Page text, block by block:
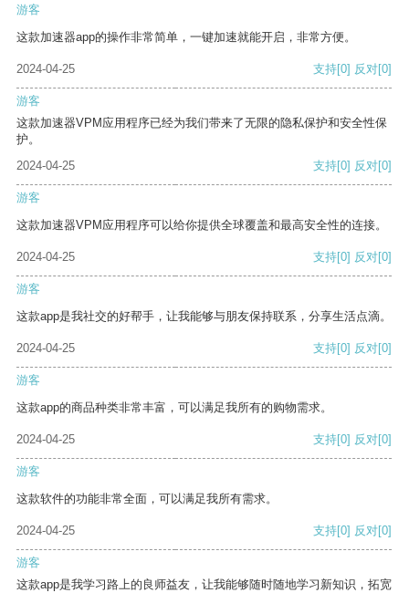
游客
这款加速器app的操作非常简单，一键加速就能开启，非常方便。
2024-04-25 支持[0] 反对[0]
游客
这款加速器VPM应用程序已经为我们带来了无限的隐私保护和安全性保
护。
2024-04-25
支持[0] 反对[0]
游客
这款加速器VPM应用程序可以给你提供全球覆盖和最高安全性的连接。
2024-04-25 支持[0] 反对[0]
游客
这款app是我社交的好帮手，让我能够与朋友保持联系，分享生活点滴。
2024-04-25 支持[0] 反对[0]
游客
这款app的商品种类非常丰富，可以满足我所有的购物需求。
2024-04-25 支持[0] 反对[0]
游客
这款软件的功能非常全面，可以满足我所有需求。
2024-04-25 支持[0] 反对[0]
游客
这款app是我学习路上的良师益友，让我能够随时随地学习新知识，拓宽